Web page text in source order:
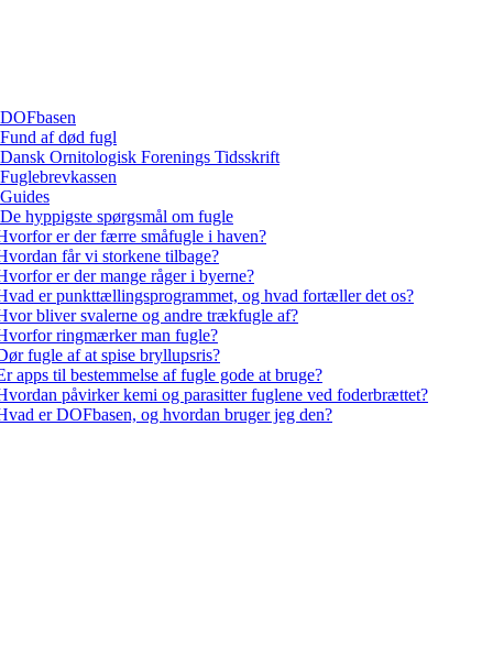
DOFbasen
Fund af død fugl
Dansk Ornitologisk Forenings Tidsskrift
Fuglebrevkassen
Guides
De hyppigste spørgsmål om fugle
er der færre småfugle i haven?
får vi storkene tilbage?
er der mange råger i byerne?
er punkttællingsprogrammet, og hvad fortæller det os?
bliver svalerne og andre trækfugle af?
ringmærker man fugle?
fugle af at spise bryllupsris?
apps til bestemmelse af fugle gode at bruge?
påvirker kemi og parasitter fuglene ved foderbrættet?
er DOFbasen, og hvordan bruger jeg den?